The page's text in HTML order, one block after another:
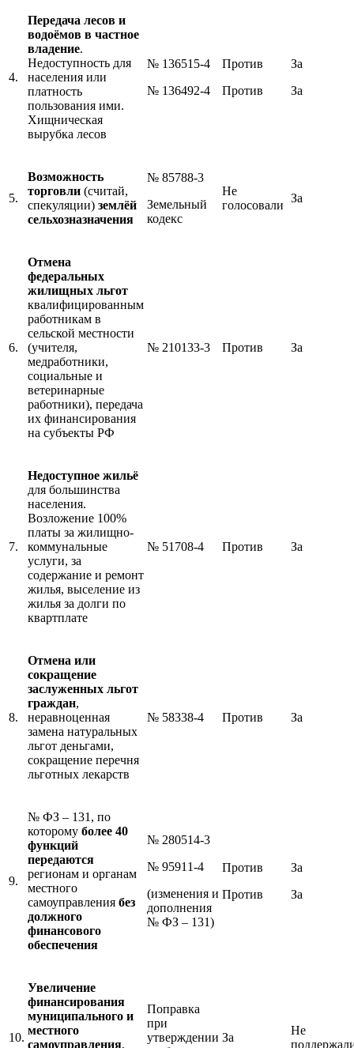
4.
Передача лесов и
водоёмов в частное
владение.
Недоступность для
населения или
платность
пользования ими.
Хищническая
вырубка лесов
№ 136515-4
№ 136492-4
Против
Против
За
За
5.
Возможность
торговли (считай,
спекуляции) землёй
сельхозназначения
№ 85788-3
Земельный
кодекс
Не
голосовали
За
6.
Отмена
федеральных
жилищных льгот
квалифицированным
работникам в
сельской местности
(учителя,
медработники,
социальные и
ветеринарные
работники), передача
их финансирования
на субъекты РФ
№ 210133-3 Против За
7.
Недоступное жильё
для большинства
населения.
Возложение 100%
платы за жилищно-
коммунальные
услуги, за
содержание и ремонт
жилья, выселение из
жилья за долги по
квартплате
№ 51708-4 Против За
8.
Отмена или
сокращение
заслуженных льгот
граждан,
неравноценная
замена натуральных
льгот деньгами,
сокращение перечня
льготных лекарств
№ 58338-4 Против За
9.
№ ФЗ – 131, по
которому более 40
функций
передаются
регионам и органам
местного
самоуправления без
должного
финансового
обеспечения
№ 280514-3
№ 95911-4
(изменения и
дополнения
№ ФЗ – 131)
Против
Против
За
За
10.
Увеличение
финансирования
муниципального и
местного
самоуправления,
Поправка
при
утверждении За
Не